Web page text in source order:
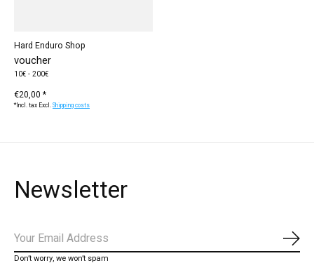
Hard Enduro Shop
voucher
10€ - 200€
€20,00 *
*Incl. tax Excl.Shipping costs
Newsletter
Don’t worry, we won’t spam